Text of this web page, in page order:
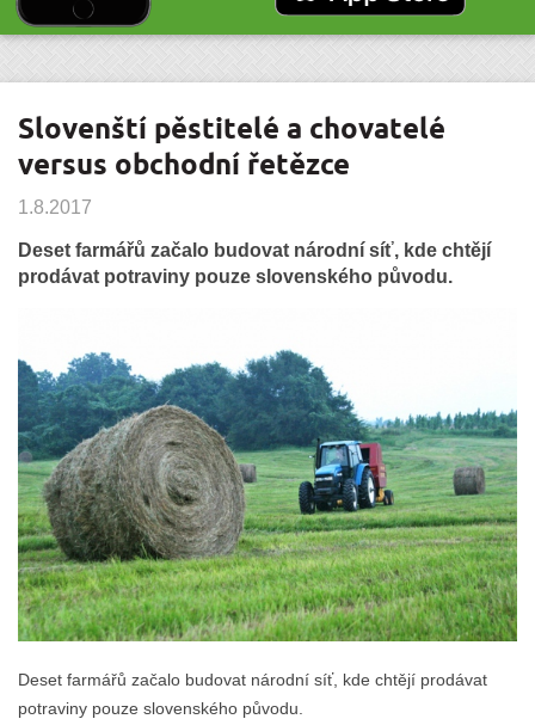
Slovenští pěstitelé a chovatelé
versus obchodní řetězce
1.8.2017
Deset farmářů začalo budovat národní síť, kde chtějí
prodávat potraviny pouze slovenského původu.
Deset farmářů začalo budovat národní síť, kde chtějí prodávat
potraviny pouze slovenského původu.